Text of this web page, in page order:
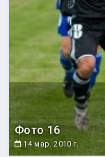
Фото 16
14 мар. 2010 г.